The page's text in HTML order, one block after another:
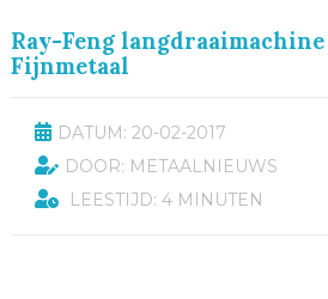
Ray-Feng
Fijnmetaal
DATUM: 20-02-2017
DOOR: METAALNIEUWS
LEESTIJD: 4 MINUTEN